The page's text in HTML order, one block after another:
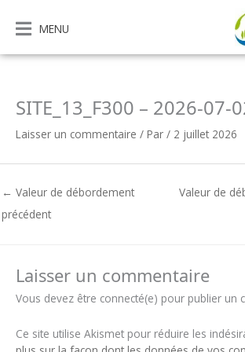
contenu
MENU
SITE_13_F300 – 2026-07-
Laisser un commentaire / Par / 2 juillet 2026
← Valeur de débordement
précédent
Valeur de
Laisser un commentaire
Vous devez être connecté(e) pour publier un
Ce site utilise Akismet pour réduire les